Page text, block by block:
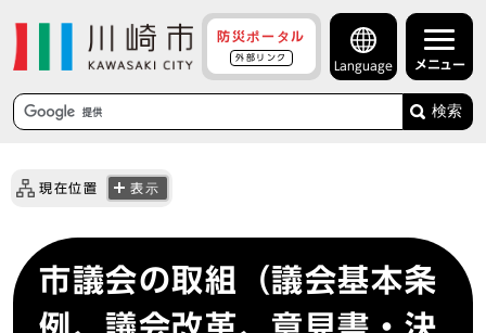
防災ポータル
外部リンク
Language メニュー
検索
現在位置 表示
市議会の取組（議会基本条
例、議会改革、意見書・決